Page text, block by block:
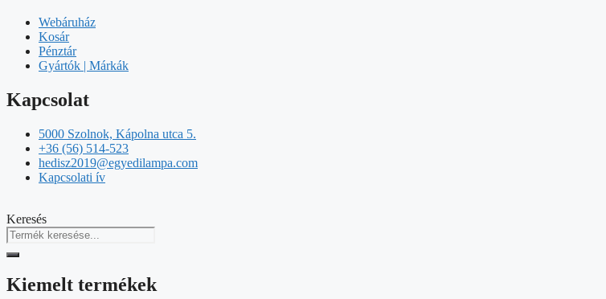
Webáruház
Kosár
Pénztár
Gyártók | Márkák
Kapcsolat
5000 Szolnok, Kápolna utca 5.
+36 (56) 514-523
hedisz2019@egyedilampa.com
Kapcsolati ív
Keresés
Kiemelt termékek